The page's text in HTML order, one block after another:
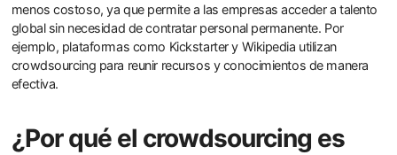
menos costoso, ya que permite a las empresas acceder a talento
global sin necesidad de contratar personal permanente. Por
ejemplo, plataformas como Kickstarter y Wikipedia utilizan
crowdsourcing para reunir recursos y conocimientos de manera
efectiva.
¿Por qué el crowdsourcing es